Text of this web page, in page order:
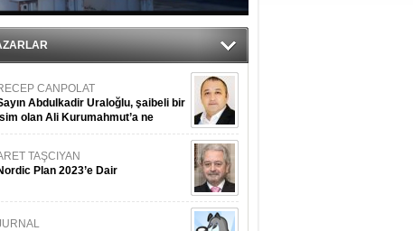
ekliyor
CANPOLAT
Abdulkadir Uraloğlu, şaibeli bir
olan Ali Kurumahmut’a ne
TAŞCIYAN
Plan 2023’e Dair